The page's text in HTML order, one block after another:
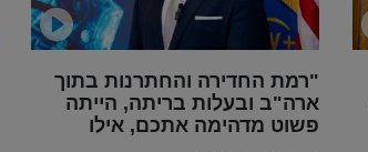
"רמת החדירה והחתרנות בתוך
ארה"ב ובעלות בריתה, הייתה
פשוט מדהימה אתכם, אילו